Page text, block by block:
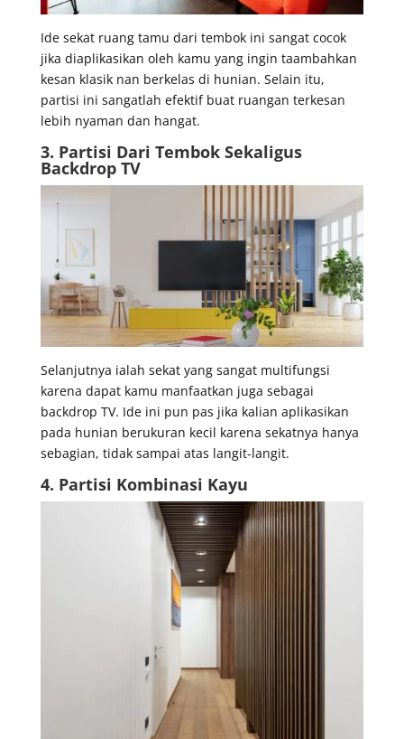
Ide sekat ruang tamu dari tembok ini sangat cocok
jika diaplikasikan oleh kamu yang ingin taambahkan
kesan klasik nan berkelas di hunian. Selain itu,
partisi ini sangatlah efektif buat ruangan terkesan
lebih nyaman dan hangat.
3. Partisi Dari Tembok Sekaligus
Backdrop TV
Selanjutnya ialah sekat yang sangat multifungsi
karena dapat kamu manfaatkan juga sebagai
backdrop TV. Ide ini pun pas jika kalian aplikasikan
pada hunian berukuran kecil karena sekatnya hanya
sebagian, tidak sampai atas langit-langit.
4. Partisi Kombinasi Kayu